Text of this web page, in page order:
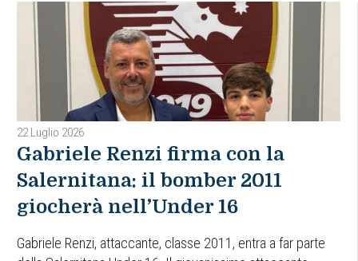
22 Luglio 2026
Gabriele Renzi firma con la
Salernitana: il bomber 2011
giocherà nell’Under 16
Gabriele Renzi, attaccante, classe 2011, entra a far parte